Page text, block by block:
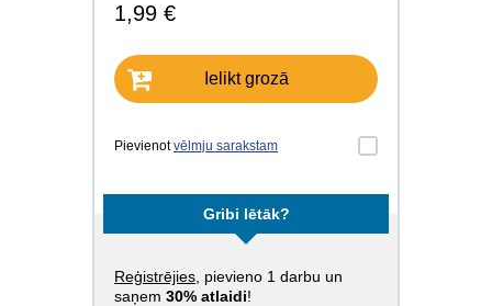
1,99 €
Ielikt grozā
Pievienotvēlmju sarakstam
Gribi lētāk?
Reģistrējies , pievieno 1 darbu un
saņem 30% atlaidi!